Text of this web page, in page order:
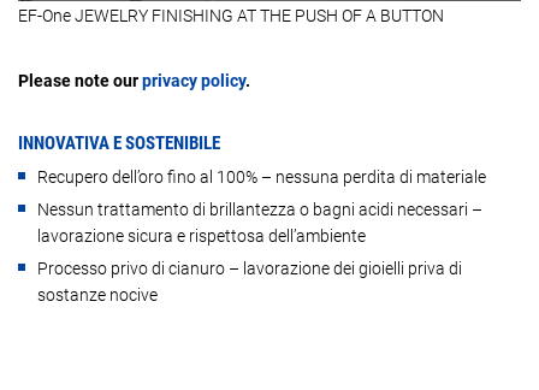
EF-One JEWELRY FINISHING AT THE PUSH OF A BUTTON
Please note ourprivacy policy.
INNOVATIVA E SOSTENIBILE
Recupero dell’oro fino al 100% – nessuna perdita di materiale
Nessun trattamento di brillantezza o bagni acidi necessari –
lavorazione sicura e rispettosa dell’ambiente
Processo privo di cianuro – lavorazione dei gioielli priva di
sostanze nocive